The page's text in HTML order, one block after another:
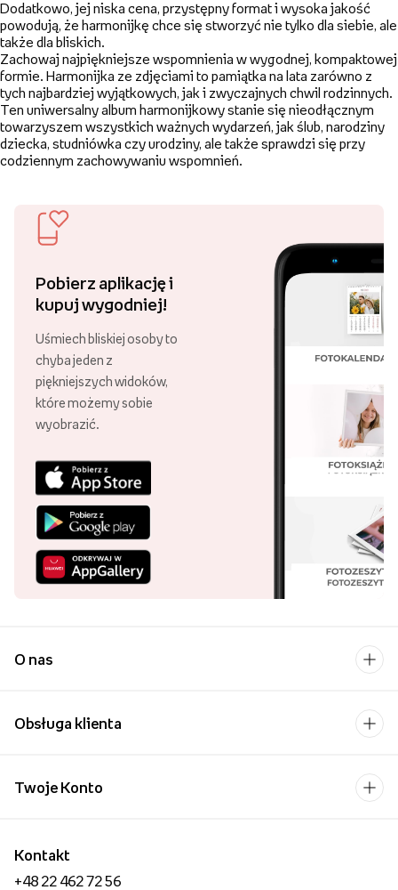
Dodatkowo, jej niska cena, przystępny format i wysoka jakość
powodują, że harmonijkę chce się stworzyć nie tylko dla siebie, ale
także dla bliskich.
Zachowaj najpiękniejsze wspomnienia w wygodnej, kompaktowej
formie. Harmonijka ze zdjęciami to pamiątka na lata zarówno z
tych najbardziej wyjątkowych, jak i zwyczajnych chwil rodzinnych.
Ten uniwersalny album harmonijkowy stanie się nieodłącznym
towarzyszem wszystkich ważnych wydarzeń, jak ślub, narodziny
dziecka, studniówka czy urodziny, ale także sprawdzi się przy
codziennym zachowywaniu wspomnień.
Pobierz aplikację i
kupuj wygodniej!
Uśmiech bliskiej osoby to
chyba jeden z
piękniejszych widoków,
które możemy sobie
wyobrazić.
O nas
Obsługa klienta
Kontakt
+48 22 462 72 56
Twoje Konto